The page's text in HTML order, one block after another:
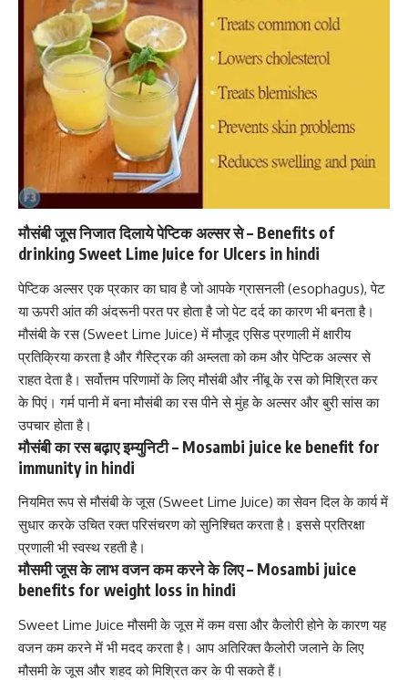
मौसंबी जूस निजात दिलाये पेप्टिक अल्सर से – Benefits of
drinking Sweet Lime Juice for Ulcers in hindi
पेप्टिक अल्सर एक प्रकार का घाव है जो आपकेग्रासनली (esophagus), पेट
या ऊपरी आंत की अंदरूनी परत पर होता है जो पेट दर्द का कारण भी बनता है।
मौसंबी के रस (Sweet Lime Juice) में मौजूद एसिड प्रणाली में क्षारीय
प्रतिक्रिया करता है और गैस्ट्रिक की अम्लता को कम और पेप्टिक अल्सर से
राहत देता है। सर्वोत्तम परिणामों के लिए मौसंबी और नींबू के रस को मिश्रित कर
के पिएं। गर्म पानी में बना मौसंबी का रस पीने से मुंह के अल्सर और बुरी सांस का
उपचार होता है।
मौसंबी का रस बढ़ाए इम्युनिटी – Mosambi juice ke benefit for
immunity in hindi
नियमित रूप से मौसंबी के जूस (Sweet Lime Juice) का सेवन दिल के कार्य में
सुधार करके उचित रक्त परिसंचरण को सुनिश्चित करता है। इससे प्रतिरक्षा
प्रणाली भी स्वस्थ रहती है।
मौसमी जूस के लाभ वजन कम करने के लिए – Mosambi juice
benefits for weight loss in hindi
Sweet Lime Juice मौसमी के जूस में कम वसा औरकैलोरीहोने के कारण यह
वजन कम करने में भी मदद करता है। आप अतिरिक्तकैलोरीजलाने के लिए
मौसमी के जूस और शहद को मिश्रित कर के पी सकते हैं।